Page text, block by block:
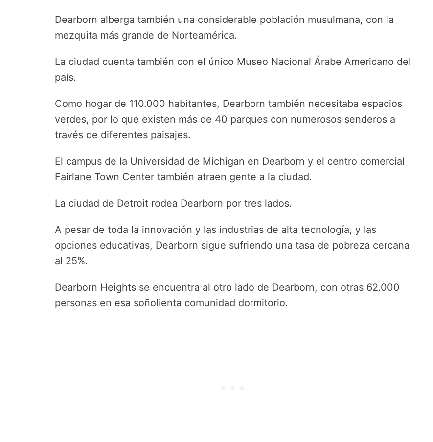
Dearborn alberga también una considerable población musulmana, con la
mezquita más grande de Norteamérica.
La ciudad cuenta también con el único Museo Nacional Árabe Americano del
país.
Como hogar de 110.000 habitantes, Dearborn también necesitaba espacios
verdes, por lo que existen más de 40 parques con numerosos senderos a
través de diferentes paisajes.
El campus de la Universidad de Michigan en Dearborn y el centro comercial
Fairlane Town Center también atraen gente a la ciudad.
La ciudad de Detroit rodea Dearborn por tres lados.
A pesar de toda la innovación y las industrias de alta tecnología, y las
opciones educativas, Dearborn sigue sufriendo una tasa de pobreza cercana
al 25%.
Dearborn Heights se encuentra al otro lado de Dearborn, con otras 62.000
personas en esa soñolienta comunidad dormitorio.